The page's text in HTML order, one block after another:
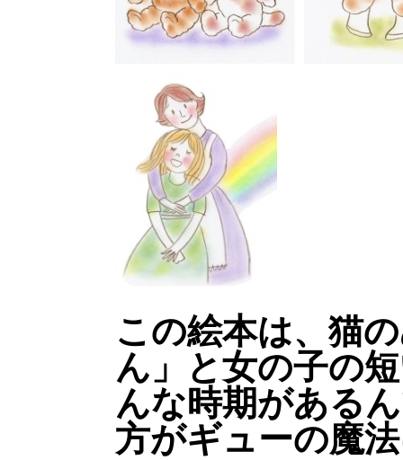
この絵本は、猫
ん」と女の子の
んな時期がある
方がギューの魔